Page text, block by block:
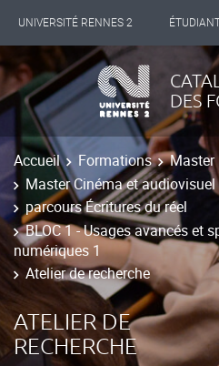
UNIVERSITÉ RENNES 2
INTERNATIONAL
LES NOUVELLES DE RENNES 2
DES
Accueil Formations
Master
Master Cinéma et audiovisuel
parcours Écritures du réel
BLOC 1 - Usages avancés et
numériques 1
Atelier de recherche
ATELIER DE
RECHERCHE